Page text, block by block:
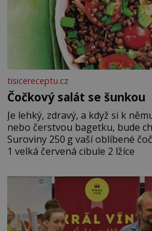
tisicereceptu.cz
Čočkový salát se šunkou
Je lehký, zdravý, a když si k
nebo čerstvou bagetku, bude
Suroviny 250 g vaší oblíbené čočky 150 g cherry rajčátek
1 velká červená cibule 2 lžíce